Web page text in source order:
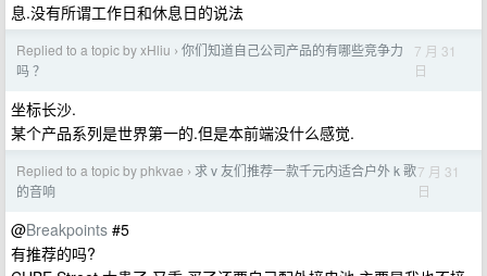
息.没有所谓工作日和休息日的说法
Replied to a topic by xHliu › 你们知道自己公司产品的有哪些竞争力
吗 ？
7 月 31
日
坐标长沙.
某个产品系列是世界第一的.但是本前端没什么感觉.
Replied to a topic by phkvae › 求 v 友们推荐一款千元内适合户外 k 歌
的音响
7 月 31
日
@Breakpoints #5
有推荐的吗?